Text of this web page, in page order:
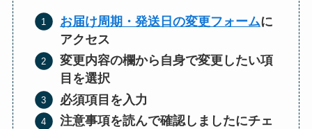
お届け周期・発送日の変更フォームに
アクセス
変更内容の欄から自身で変更したい項
目を選択
必須項目を入力
注意事項を読んで確認しましたにチェ